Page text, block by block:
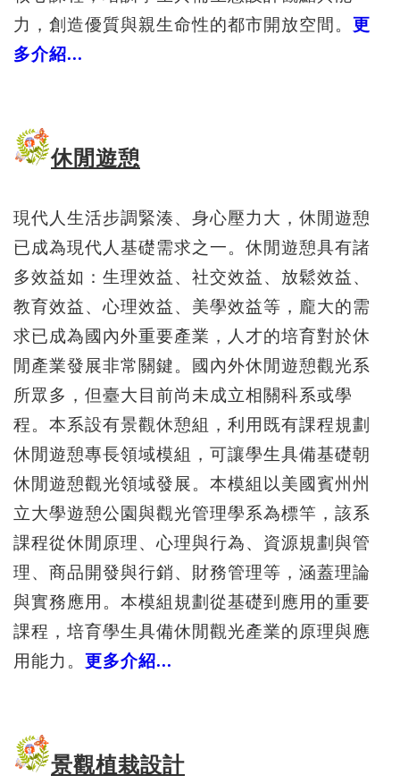
力，創造優質與親生命性的都市開放空間。 更
多介紹...
休閒遊憩
現代人生活步調緊湊、身心壓力大，休閒遊憩
已成為現代人基礎需求之一。休閒遊憩具有諸
多效益如：生理效益、社交效益、放鬆效益、
教育效益、心理效益、美學效益等，龐大的需
求已成為國內外重要產業，人才的培育對於休
閒產業發展非常關鍵。國內外休閒遊憩觀光系
所眾多，但臺大目前尚未成立相關科系或學
程。本系設有景觀休憩組，利用既有課程規劃
休閒遊憩專長領域模組，可讓學生具備基礎朝
休閒遊憩觀光領域發展。本模組以美國賓州州
立大學遊憩公園與觀光管理學系為標竿，該系
課程從休閒原理、心理與行為、資源規劃與管
理、商品開發與行銷、財務管理等，涵蓋理論
與實務應用。本模組規劃從基礎到應用的重要
課程，培育學生具備休閒觀光產業的原理與應
用能力。 更多介紹...
景觀植栽設計